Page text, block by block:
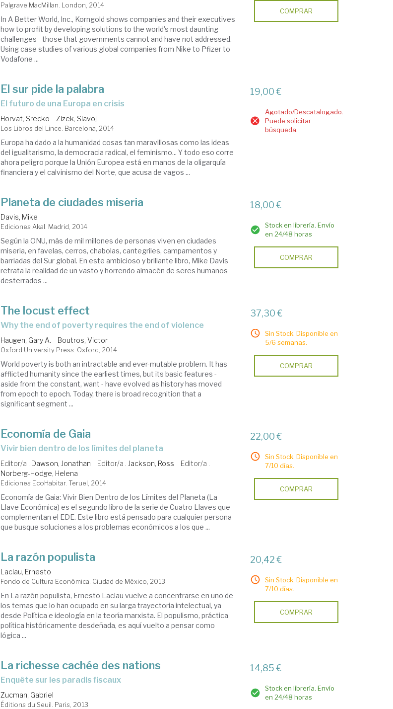
Palgrave MacMillan. London, 2014
In A Better World, Inc., Korngold shows companies and their executives
how to profit by developing solutions to the world's most daunting
challenges - those that governments cannot and have not addressed.
Using case studies of various global companies from Nike to Pfizer to
Vodafone ...
COMPRAR
El sur pide la palabra
el futuro de una Europa en crisis
Horvat, Srecko Zizek, Slavoj
Los Libros del Lince. Barcelona, 2014
Europa ha dado a la humanidad cosas tan maravillosas como las ideas
del igualitarismo, la democracia radical, el feminismo... Y todo eso corre
ahora peligro porque la Unión Europea está en manos de la oligarquía
financiera y el calvinismo del Norte, que acusa de vagos ...
19,00 €
Agotado/Descatalogado.
Puede solicitar
búsqueda.
Planeta de ciudades miseria
Davis, Mike
Ediciones Akal. Madrid, 2014
Según la ONU, más de mil millones de personas viven en ciudades
miseria, en favelas, cerros, chabolas, cantegriles, campamentos y
barriadas del Sur global. En este ambicioso y brillante libro, Mike Davis
retrata la realidad de un vasto y horrendo almacén de seres humanos
desterrados ...
18,00 €
Stock en librería. Envío
en 24/48 horas
COMPRAR
The locust effect
why the end of poverty requires the end of violence
Haugen, Gary A. Boutros, Victor
Oxford University Press. Oxford, 2014
World poverty is both an intractable and ever-mutable problem. It has
afflicted humanity since the earliest times, but its basic features -
aside from the constant, want - have evolved as history has moved
from epoch to epoch. Today, there is broad recognition that a
significant segment ...
37,30 €
Sin Stock. Disponible en
5/6 semanas.
COMPRAR
Economía de Gaia
vivir bien dentro de los límites del planeta
Editor/a . Dawson, Jonathan Editor/a . Jackson, Ross
Editor/a .
Norberg-Hodge, Helena
Ediciones EcoHabitar. Teruel, 2014
Economía de Gaia: Vivir Bien Dentro de los Límites del Planeta (La
Llave Económica) es el segundo libro de la serie de Cuatro Llaves que
complementan el EDE. Este libro está pensado para cualquier persona
que busque soluciones a los problemas económicos a los que ...
22,00 €
Sin Stock. Disponible en
7/10 días.
COMPRAR
La razón populista
Laclau, Ernesto
Fondo de Cultura Económica. Ciudad de México, 2013
En La razón populista, Ernesto Laclau vuelve a concentrarse en uno de
los temas que lo han ocupado en su larga trayectoria intelectual, ya
desde Política e ideología en la teoría marxista. El populismo, práctica
política históricamente desdeñada, es aquí vuelto a pensar como
lógica ...
20,42 €
Sin Stock. Disponible en
7/10 días.
COMPRAR
La richesse cachée des nations
enquête sur les paradis fiscaux
Zucman, Gabriel
Éditions du Seuil. Paris, 2013
14,85 €
Stock en librería. Envío
en 24/48 horas